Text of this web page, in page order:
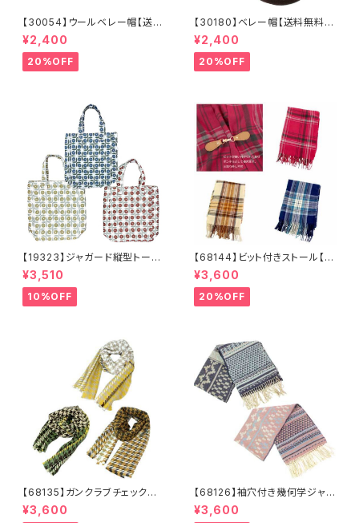
【30054】ウールベレー帽【送料
無料】帽子 カーキ グリー
ン 秋冬 フェルトベレー レト
ロ 無地 チョボ シンプル
¥2,400
20%OFF
【30180】ベレー帽【送料無料】
フレンチ ベーシック 無地
ベージュ パープル ブラウ
ン シンプル ハット 秋冬
ウールベレー バスクベレー
¥2,400
20%OFF
【19323】ジャガード縦型トート
【送料無料】トレンド トートバッ
グ ジャガードバッグ ジャガー
ド生地 花柄 グレーベージ
ュ アイボリー ライトグレー
¥3,510
10%OFF
【68144】ビット付きストール【送
料無料】チェック柄 大判ストー
ル チェックストール アイボリ
ー ベージュ レッド ネイビ
ー フリンジ マフラー ひざ
¥3,600
20%OFF
【68135】ガンクラブチェックスト
ール【送料無料】マフラー 防
寒 チェック柄 千鳥柄 千鳥
¥3,600
【68126】袖穴付き幾何学ジャガ
ードストール【送料無料】袖付き
ストール ジャガード織り リバ
¥3,600